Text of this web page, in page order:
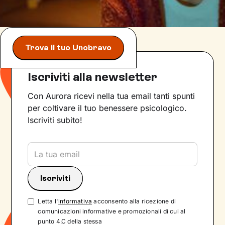
Trova il tuo Unobravo
Iscriviti alla newsletter
Con Aurora ricevi nella tua email tanti spunti
per coltivare il tuo benessere psicologico.
Iscriviti subito!
Letta l'informativa acconsento alla ricezione di
comunicazioni informative e promozionali di cui al
punto 4.C della stessa